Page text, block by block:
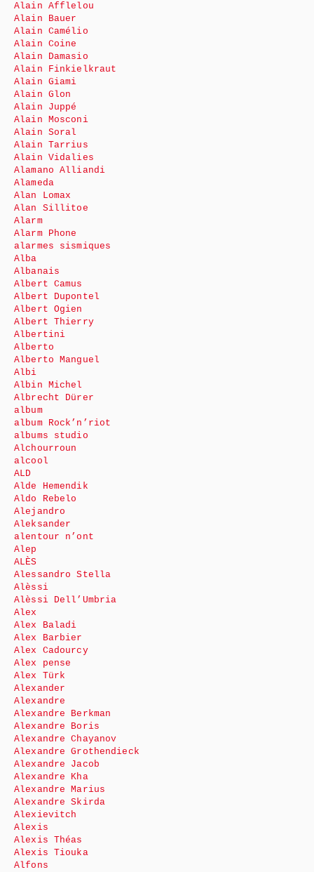
Alain Afflelou
Alain Bauer
Alain Camélio
Alain Coine
Alain Damasio
Alain Finkielkraut
Alain Giami
Alain Glon
Alain Juppé
Alain Mosconi
Alain Soral
Alain Tarrius
Alain Vidalies
Alamano Alliandi
Alameda
Alan Lomax
Alan Sillitoe
Alarm
Alarm Phone
alarmes sismiques
Alba
Albanais
Albert Camus
Albert Dupontel
Albert Ogien
Albert Thierry
Albertini
Alberto
Alberto Manguel
Albi
Albin Michel
Albrecht Dürer
album
album Rock’n’riot
albums studio
Alchourroun
alcool
ALD
Alde Hemendik
Aldo Rebelo
Alejandro
Aleksander
alentour n’ont
Alep
ALÈS
Alessandro Stella
Alèssi
Alèssi Dell’Umbria
Alex
Alex Baladi
Alex Barbier
Alex Cadourcy
Alex pense
Alex Türk
Alexander
Alexandre
Alexandre Berkman
Alexandre Boris
Alexandre Chayanov
Alexandre Grothendieck
Alexandre Jacob
Alexandre Kha
Alexandre Marius
Alexandre Skirda
Alexievitch
Alexis
Alexis Théas
Alexis Tiouka
Alfons